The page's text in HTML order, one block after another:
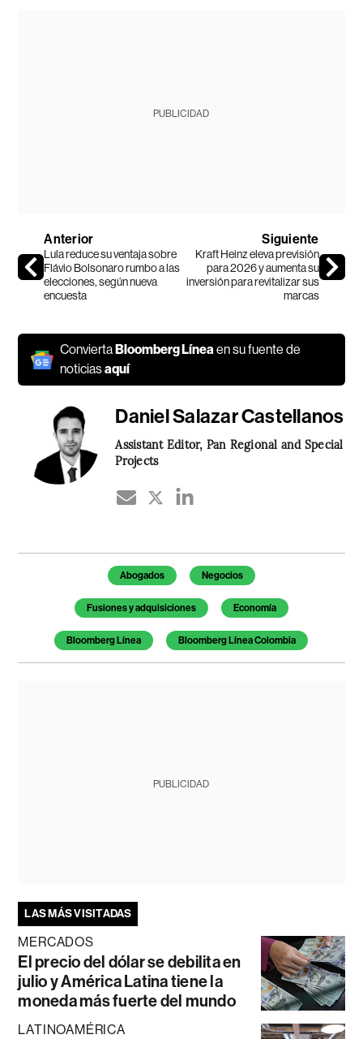
PUBLICIDAD
Anterior
Lula reduce su ventaja sobre
Flávio Bolsonaro rumbo a las
elecciones, según nueva
encuesta
Siguiente
Kraft Heinz eleva previsión
para 2026 y aumenta su
inversión para revitalizar sus
marcas
Convierta Bloomberg Líneaen su fuente de
noticiasaquí
Daniel Salazar Castellanos
Assistant Editor, Pan Regional and Special
Projects
Temas de este artículo
Abogados Negocios
Fusiones y adquisiciones Economía
Bloomberg Línea Bloomberg Línea Colombia
PUBLICIDAD
LAS MÁS VISITADAS
MERCADOS
El precio del dólar se debilita en
julio y América Latina tiene la
moneda más fuerte del mundo
LATINOAMÉRICA